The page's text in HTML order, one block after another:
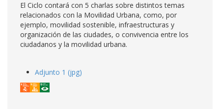
El Ciclo contará con 5 charlas sobre distintos temas
relacionados con la Movilidad Urbana, como, por
ejemplo, movilidad sostenible, infraestructuras y
organización de las ciudades, o convivencia entre los
ciudadanos y la movilidad urbana.
Adjunto 1 (jpg)